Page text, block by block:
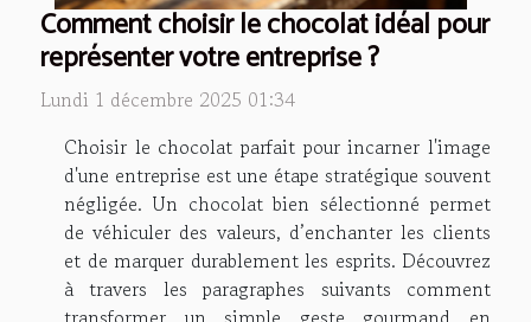
Comment choisir le chocolat idéal pour
représenter votre entreprise ?
Lundi 1 décembre 2025 01:34
Choisir le chocolat parfait pour incarner l'image
d'une entreprise est une étape stratégique souvent
négligée. Un chocolat bien sélectionné permet
de véhiculer des valeurs, d’enchanter les clients
et de marquer durablement les esprits. Découvrez
à travers les paragraphes suivants comment